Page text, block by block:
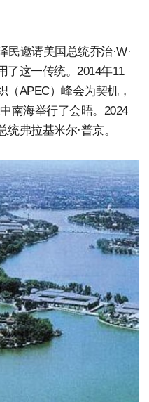
民邀请美国总统乔治·W·
了这一传统。2014年11
（APEC）峰会为契机，
南海举行了会晤。2024
弗拉基米尔·普京。